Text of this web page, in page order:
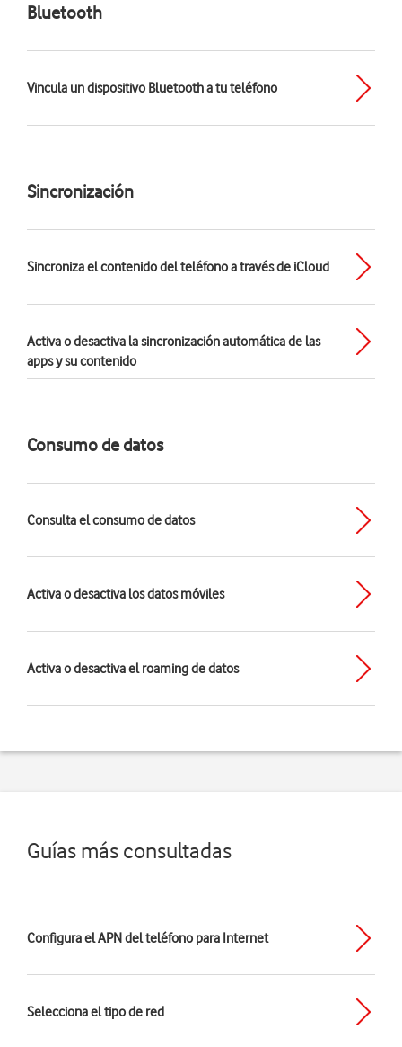
Bluetooth
Vincula un dispositivo Bluetooth a tu teléfono
Sincronización
Sincroniza el contenido del teléfono a través de iCloud
Activa o desactiva la sincronización automática de las
apps y su contenido
Consumo de datos
Consulta el consumo de datos
Activa o desactiva los datos móviles
Activa o desactiva el roaming de datos
Guías más consultadas
Configura el APN del teléfono para Internet
Selecciona el tipo de red